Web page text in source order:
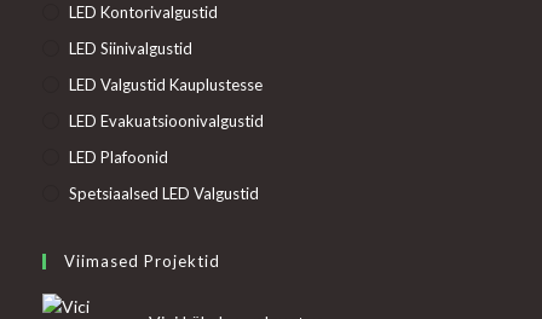
LED Kontorivalgustid
LED Siinivalgustid
LED Valgustid Kauplustesse
LED Evakuatsioonivalgustid
LED Plafoonid
Spetsiaalsed LED Valgustid
Viimased Projektid